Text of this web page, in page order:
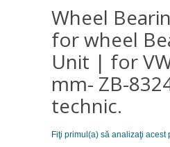
Wheel
for wheel
Unit | for
mm- ZB-
technic.
Fiţi primul(a) să analizaţi acest